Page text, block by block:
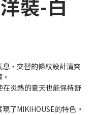
裝-白
，交替的條紋設計清爽
在炎熱的夏天也能保持舒
了MIKIHOUSE的特色。